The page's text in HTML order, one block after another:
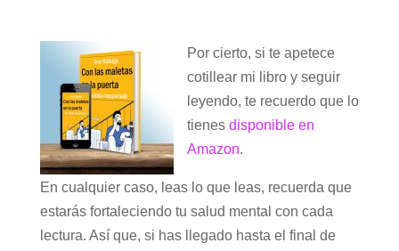
Por cierto, si te apetece
cotillear mi libro y seguir
leyendo, te recuerdo que lo
tienes disponible en
Amazon.
En cualquier caso, leas lo que leas, recuerda que
estarás fortaleciendo tu salud mental con cada
lectura. Así que, si has llegado hasta el final de